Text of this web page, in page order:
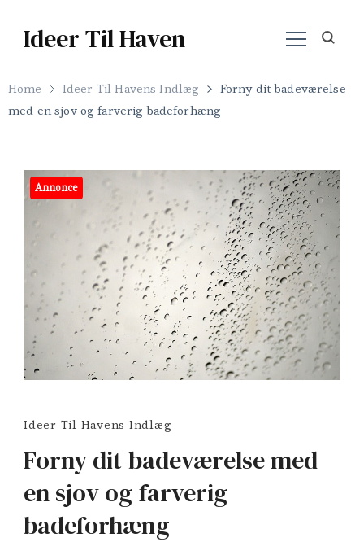
Ideer Til Haven
Home Ideer Til Havens Indlæg
Forny dit badeværelse
med en sjov og farverig badeforhæng
Annonce
Ideer Til Havens Indlæg
Forny dit badeværelse med
en sjov og farverig
badeforhæng